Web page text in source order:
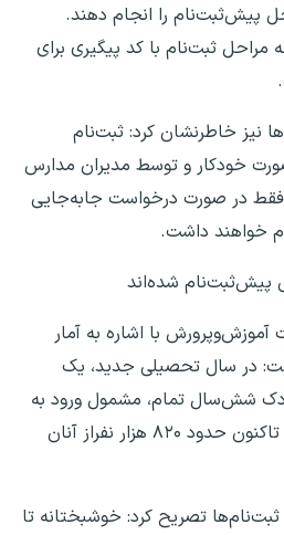
پیش‌ثبت‌نام را انجام دهند.
ثبت‌نام با کد پیگیری برای
نیز خاطرنشان کرد: ثبت‌نام
خودکار و توسط مدیران مدارس
فقط در صورت درخواست جابه‌جایی
خواهند داشت.
آموزش‌وپرورش با اشاره به آمار
در سال تحصیلی جدید، یک
و ۱۵۴ هزار و ۵۴کودک شش‌سال تمام، مشمول ورود به
پایه اول ابتدایی هستند که تاکنون حدود ۸۲۰ هزار نفراز آنان
تصریح کرد: خوشبختانه تا